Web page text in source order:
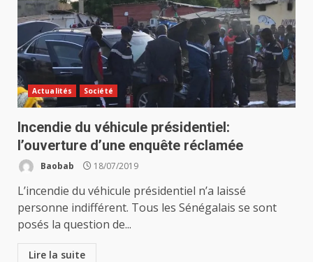
Actualités Société
Incendie du véhicule présidentiel:
l’ouverture d’une enquête réclamée
Baobab 18/07/2019
L’incendie du véhicule présidentiel n’a laissé
personne indifférent. Tous les Sénégalais se sont
posés la question de...
Lire la suite